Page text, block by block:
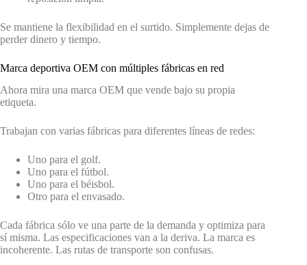
Se mantiene la flexibilidad en el surtido. Simplemente dejas de
perder dinero y tiempo.
Marca deportiva OEM con múltiples fábricas en red
Ahora mira una marca OEM que vende bajo su propia
etiqueta.
Trabajan con varias fábricas para diferentes líneas de redes:
Uno para el golf.
Uno para el fútbol.
Uno para el béisbol.
Otro para el envasado.
Cada fábrica sólo ve una parte de la demanda y optimiza para
sí misma. Las especificaciones van a la deriva. La marca es
incoherente. Las rutas de transporte son confusas.